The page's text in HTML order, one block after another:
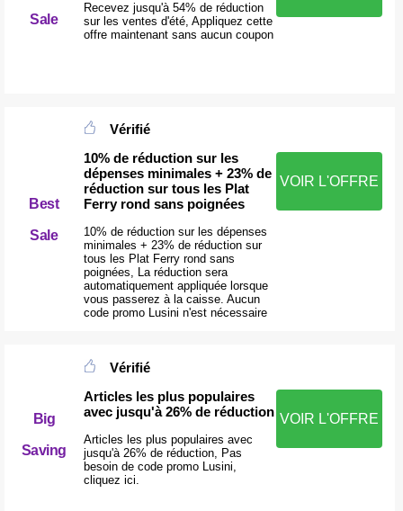
Sale
Recevez jusqu'à 54% de réduction
sur les ventes d'été, Appliquez cette
offre maintenant sans aucun coupon
Best
Sale
Vérifié
10% de réduction sur les
dépenses minimales + 23% de
réduction sur tous les Plat
Ferry rond sans poignées
10% de réduction sur les dépenses
minimales + 23% de réduction sur
tous les Plat Ferry rond sans
poignées, La réduction sera
automatiquement appliquée lorsque
vous passerez à la caisse. Aucun
code promo Lusini n'est nécessaire
VOIR L'OFFRE
Big
Saving
Vérifié
Articles les plus populaires
avec jusqu'à 26% de réduction
Articles les plus populaires avec
jusqu'à 26% de réduction, Pas
besoin de code promo Lusini,
cliquez ici.
VOIR L'OFFRE